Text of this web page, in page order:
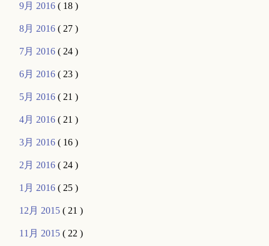
9月 2016( 18 )
8月 2016( 27 )
7月 2016( 24 )
6月 2016( 23 )
5月 2016( 21 )
4月 2016( 21 )
3月 2016( 16 )
2月 2016( 24 )
1月 2016( 25 )
12月 2015( 21 )
11月 2015( 22 )